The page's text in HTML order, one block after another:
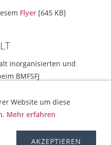
Flyer [645 KB]
inorganisierten und
BMFSFJ
DISCLAIMER
Website um diese
Mehr erfahren
AKZEPTIEREN